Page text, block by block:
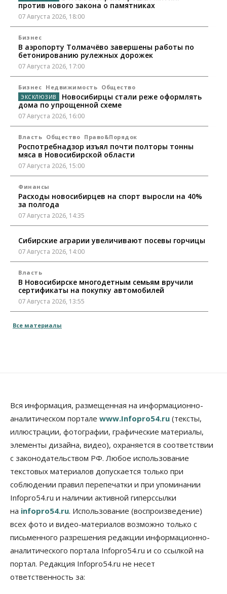
против нового закона о памятниках
07 Августа 2026, 18:00
Бизнес
В аэропорту Толмачёво завершены работы по
бетонированию рулежных дорожек
07 Августа 2026, 17:00
Бизнес Недвижимость Общество
Новосибирцы стали реже оформлять
дома по упрощенной схеме
07 Августа 2026, 16:00
Власть Общество Право&Порядок
Роспотребнадзор изъял почти полторы тонны
мяса в Новосибирской области
07 Августа 2026, 15:00
Финансы
Расходы новосибирцев на спорт выросли на 40%
за полгода
07 Августа 2026, 14:35
Сибирские аграрии увеличивают посевы горчицы
07 Августа 2026, 14:00
Власть
В Новосибирске многодетным семьям вручили
сертификаты на покупку автомобилей
07 Августа 2026, 13:55
Треть автовладельцев в Новосибирской области
07 Августа 2026, 12:35
Общество
Синоптики рассказали о погоде в Новосибирске
на выходных
07 Августа 2026, 12:00
Жители Новосибирска смогут добровольно
повысить свою пенсию
07 Августа 2026, 11:30
Общество
Деньгами будут распоряжаться дети: в десяти
школах Новосибирской области введут
инициативное бюджетирование
07 Августа 2026, 11:00
Все материалы
Вся информация, размещенная на информационно-
аналитическом портале www.Infopro54.ru (тексты,
иллюстрации, фотографии, графические материалы,
элементы дизайна, видео), охраняется в соответствии
с законодательством РФ. Любое использование
текстовых материалов допускается только при
соблюдении правил перепечатки и при упоминании
Infopro54.ru и наличии активной гиперссылки
на infopro54.ru. Использование (воспроизведение)
всех фото и видео-материалов возможно только с
письменного разрешения редакции информационно-
аналитического портала Infopro54.ru и со ссылкой на
портал. Редакция Infopro54.ru не несет
ответственность за: